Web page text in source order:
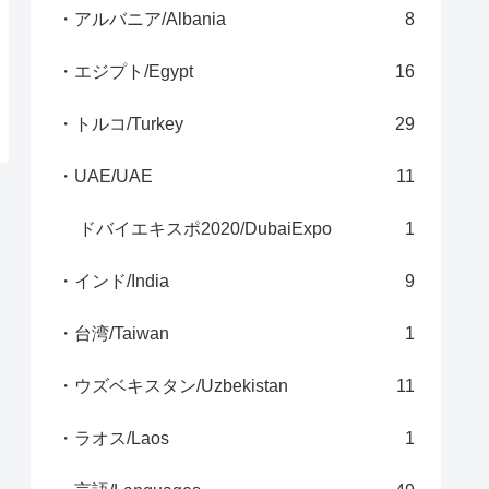
・アルバニア/Albania 8
・エジプト/Egypt 16
・トルコ/Turkey 29
・UAE/UAE 11
ドバイエキスポ2020/DubaiExpo 1
・インド/India 9
・台湾/Taiwan 1
・ウズベキスタン/Uzbekistan 11
・ラオス/Laos 1